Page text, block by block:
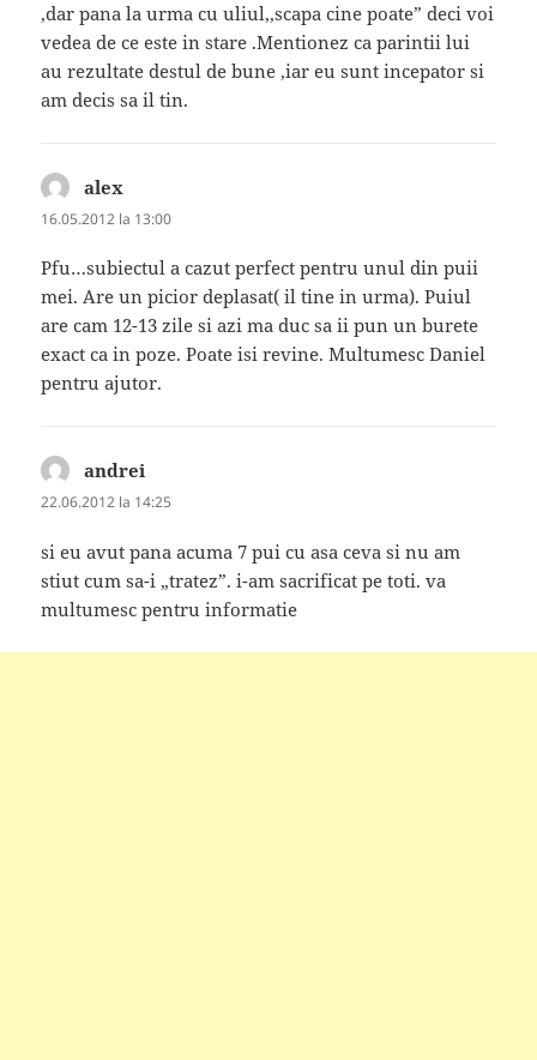
,dar pana la urma cu uliul,,scapa cine poate” deci voi
vedea de ce este in stare .Mentionez ca parintii lui
au rezultate destul de bune ,iar eu sunt incepator si
am decis sa il tin.
alex
16.05.2012 la 13:00
Pfu…subiectul a cazut perfect pentru unul din puii
mei. Are un picior deplasat( il tine in urma). Puiul
are cam 12-13 zile si azi ma duc sa ii pun un burete
exact ca in poze. Poate isi revine. Multumesc Daniel
pentru ajutor.
andrei
22.06.2012 la 14:25
si eu avut pana acuma 7 pui cu asa ceva si nu am
stiut cum sa-i „tratez”. i-am sacrificat pe toti. va
multumesc pentru informatie